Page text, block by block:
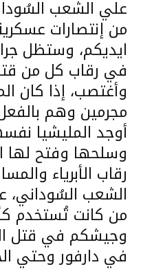
علي الشعب
من إنتصارات
ايديكم، وستظل
في رقاب كل من
وأغتصب، إذا كان
مجرمين وهم
أوجد المليشيا
وسلحها وفتح
رقاب الأبرياء
الشعب
من كانت تُستخدم
وجيشكم في قتل
في دارفور وحتي